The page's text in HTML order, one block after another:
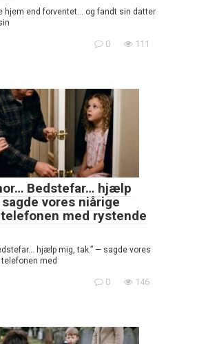
hjem end forventet… og fandt sin datter
0 111
Bedstefar… hjælp
vores niårige
med rystende
hjælp mig, tak.” — sagde vores
med
0 146